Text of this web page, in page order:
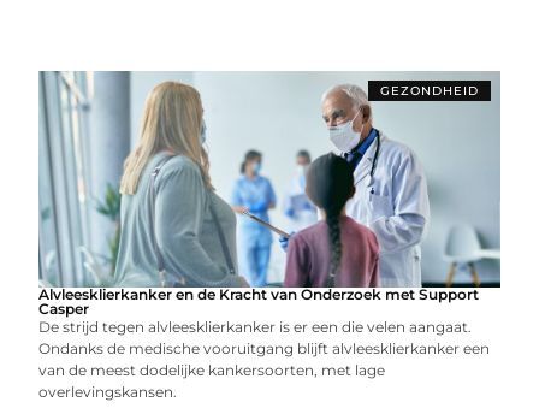
GEZONDHEID
Alvleesklierkanker en de Kracht van Onderzoek met Support
Casper
De strijd tegen alvleesklierkanker is er een die velen aangaat.
Ondanks de medische vooruitgang blijft alvleesklierkanker een
van de meest dodelijke kankersoorten, met lage
overlevingskansen.